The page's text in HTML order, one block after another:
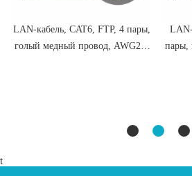
LAN-кабель, CAT6, FTP, 4 пары,
голый медный провод, AWG23,
пары,
t